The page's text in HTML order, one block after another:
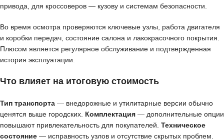
привода, для кроссоверов — кузову и системам безопасности.
Во время осмотра проверяются ключевые узлы, работа двигателя
и коробки передач, состояние салона и лакокрасочного покрытия.
Плюсом является регулярное обслуживание и подтвержденная
история эксплуатации.
Что влияет на итоговую стоимость
Тип транспорта — внедорожные и утилитарные версии обычно
ценятся выше городских. Комплектация — дополнительные опции
повышают привлекательность для покупателей. Техническое
состояние — исправность узлов и отсутствие скрытых проблем.